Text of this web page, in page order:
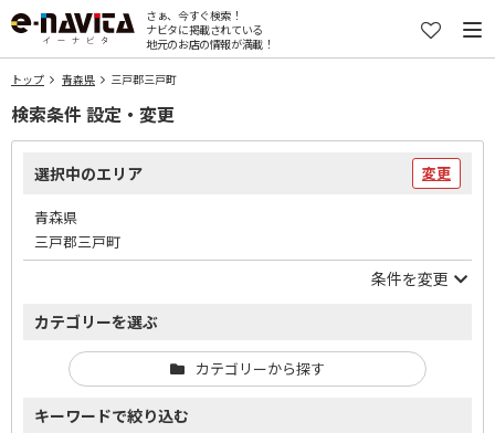
さぁ、今すぐ検索！
ナビタに掲載されている
地元のお店の情報が満載！
トップ 青森県 三戸郡三戸町
検索条件 設定・変更
選択中のエリア 変更
青森県
三戸郡三戸町
条件を変更
カテゴリーを選ぶ
カテゴリーから探す
キーワードで絞り込む